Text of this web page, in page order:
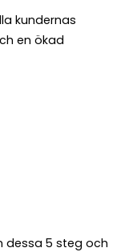
kundernas
en ökad
dessa 5 steg och